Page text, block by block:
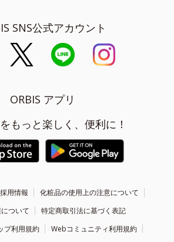
SNS公式アカウント
ORBIS アプリ
もっと楽しく、便利に！
採用情報
化粧品の使用上の注意について
ついて
特定商取引法に基づく表記
プ利用規約
Webコミュニティ利用規約